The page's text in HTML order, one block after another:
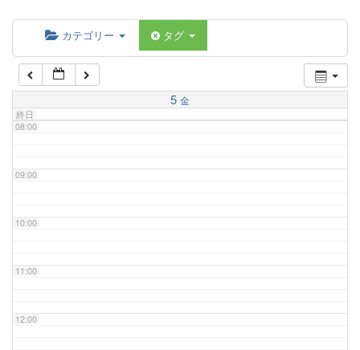
カテゴリー タグ
5 金
終日
07:00
08:00
09:00
10:00
11:00
12:00